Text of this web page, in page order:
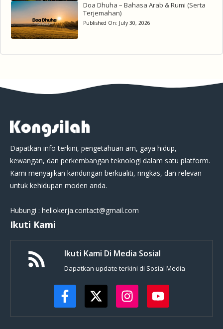
Doa Dhuha – Bahasa Arab & Rumi (Serta
Terjemahan)
Published On: July 30, 2026
Dapatkan info terkini, pengetahuan am, gaya hidup,
kewangan, dan perkembangan teknologi dalam satu platform.
Kami menyajikan kandungan berkualiti, ringkas, dan relevan
untuk kehidupan moden anda.
Hubungi : hellokerja.contact@gmail.com
Ikuti Kami
Ikuti Kami Di Media Sosial
Dapatkan update terkini di Sosial Media